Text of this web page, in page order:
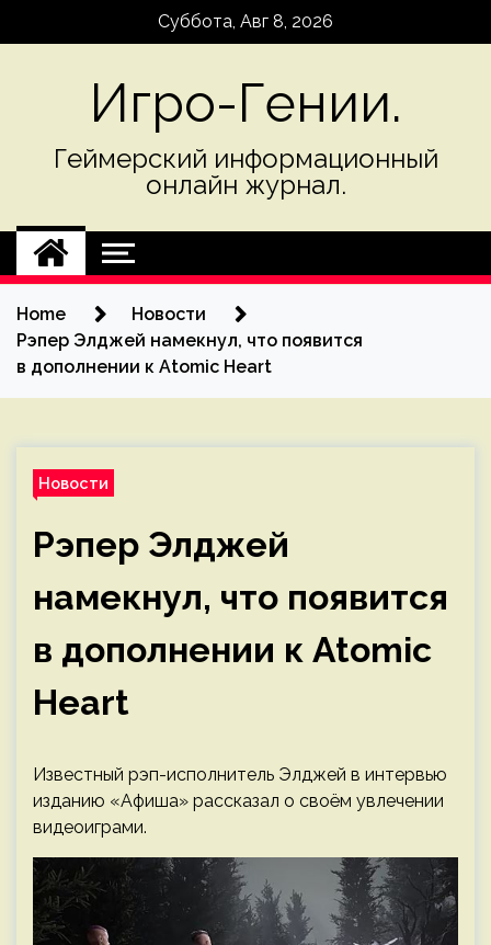
Суббота, Авг 8, 2026
Игро-Гении.
Геймерский информационный
онлайн журнал.
Home
Новости
Рэпер Элджей намекнул, что появится
в дополнении к Atomic Heart
Новости
Рэпер Элджей
намекнул, что появится
в дополнении к Atomic
Heart
Известный рэп-исполнитель Элджей в интервью
изданию «Афиша» рассказал о своём увлечении
видеоиграми.